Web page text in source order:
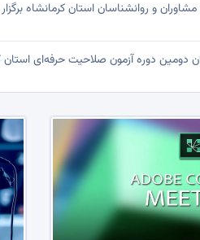
و روانشناسان استان کرمانشاه
دومین دوره آزمون صلاحیت حرفه‌ای استان